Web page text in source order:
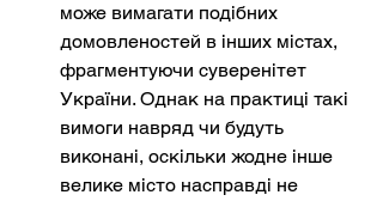
може вимагати подібних
домовленостей в інших містах,
фрагментуючи суверенітет
України. Однак на практиці такі
вимоги навряд чи будуть
виконані, оскільки жодне інше
велике місто насправді не